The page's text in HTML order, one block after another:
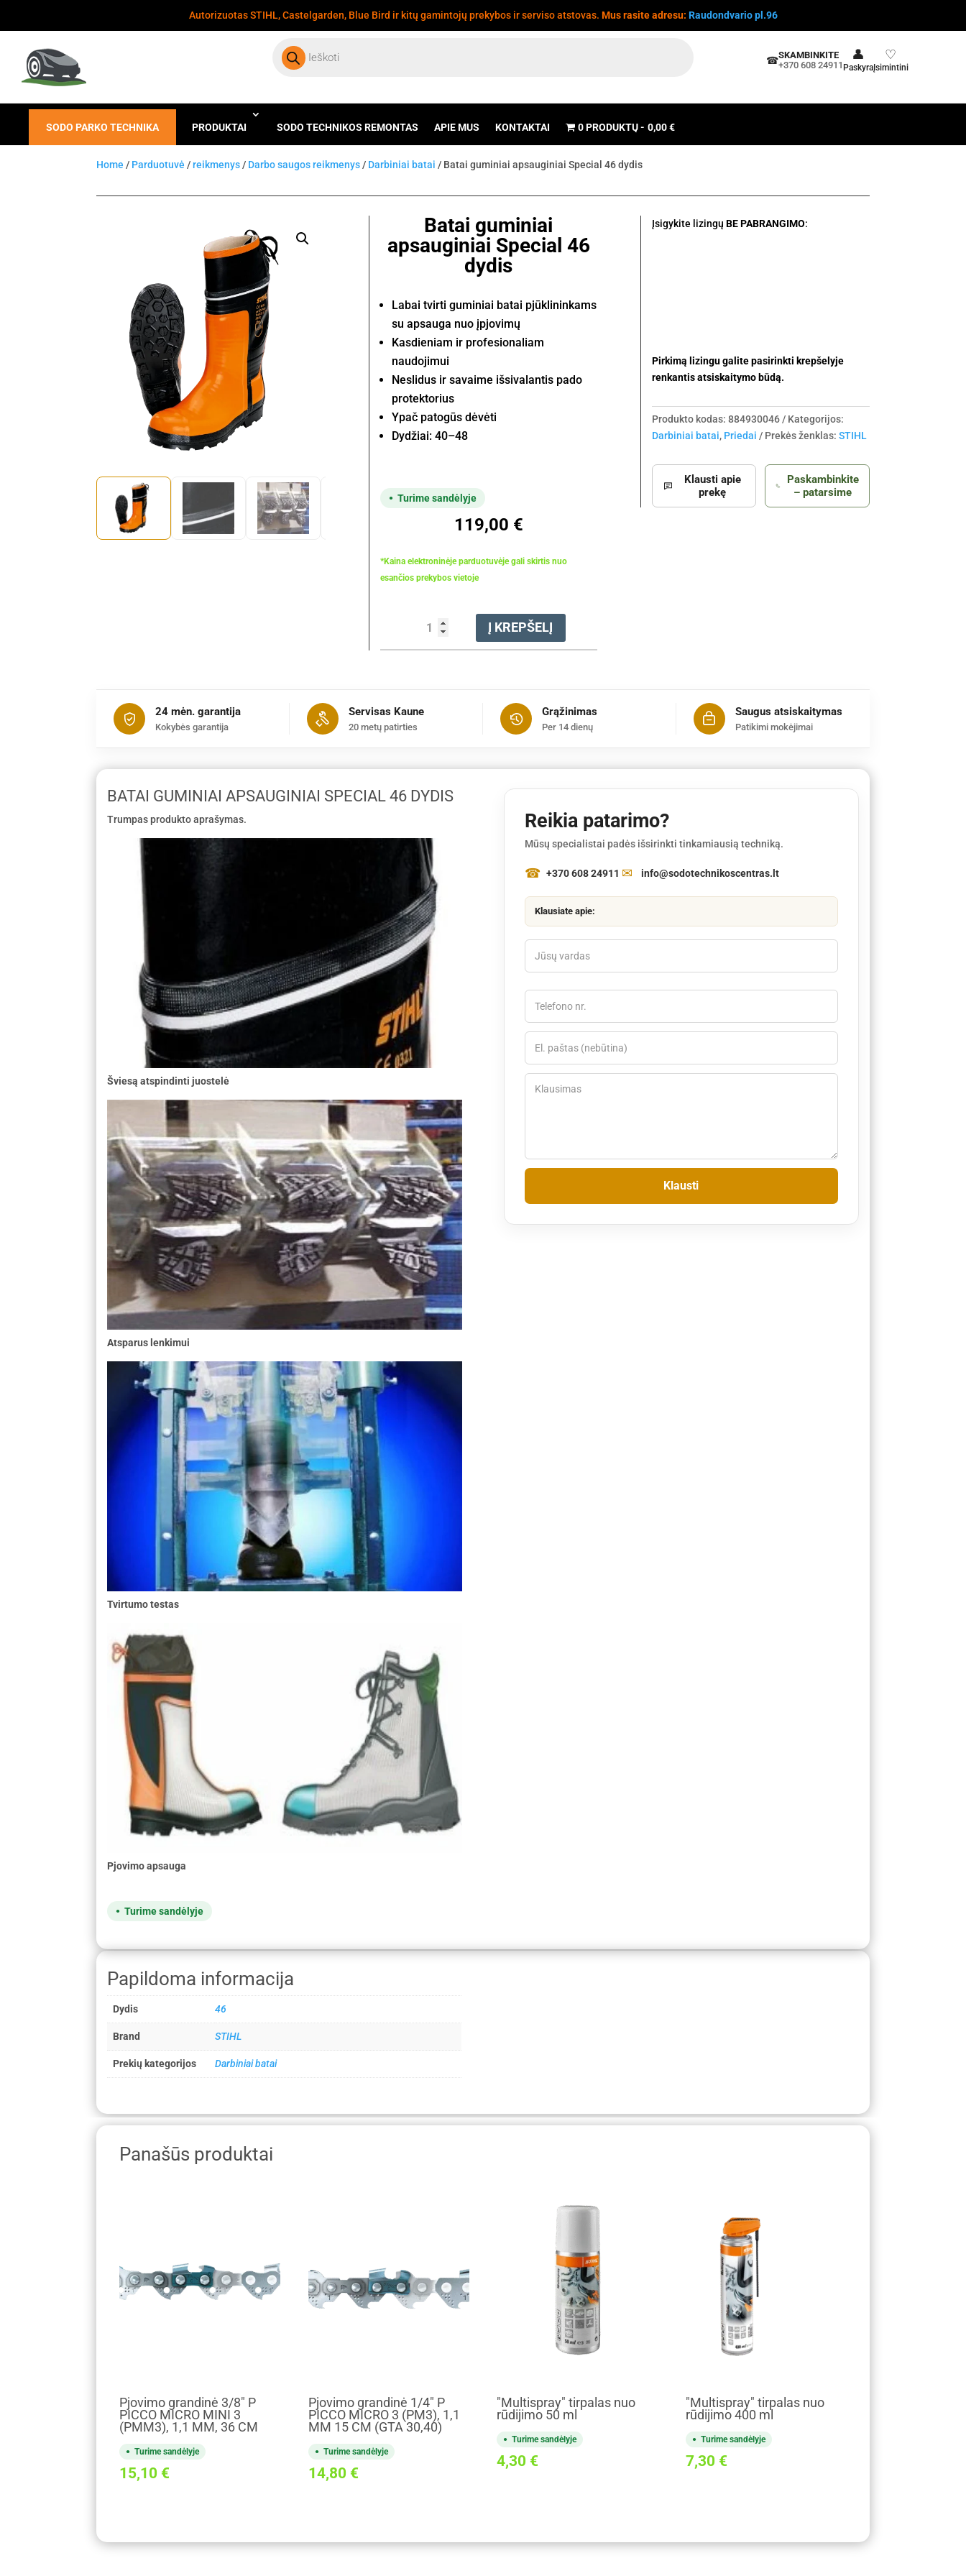
Autorizuotas STIHL, Castelgarden, Blue Bird ir kitų gamintojų prekybos ir serviso atstovas. Mus rasite adresu: Raudondvario pl.96
search
☎SKAMBINKITE
+370 608 24911
👤
Paskyra
♡
Įsimintini
SODO PARKO TECHNIKA PRODUKTAI SODO TECHNIKOS REMONTAS APIE MUS KONTAKTAI 0 PRODUKTŲ 0,00 €
Home / Parduotuvė /reikmenys / Darbo saugos reikmenys / Darbiniai batai / Batai guminiai apsauginiai Special 46 dydis
Batai guminiai
apsauginiai Special 46
dydis
Labai tvirti guminiai batai pjūklininkams
su apsauga nuo įpjovimų
Kasdieniam ir profesionaliam
naudojimui
Neslidus ir savaime išsivalantis pado
protektorius
Ypač patogūs dėvėti
Dydžiai: 40–48
Turime sandėlyje
119,00 €
*Kaina elektroninėje parduotuvėje gali skirtis nuo
esančios prekybos vietoje
kiekis:
Batai
46
dydis
Į KREPŠELĮ
Įsigykite lizingų BE PABRANGIMO:
Pirkimą lizingu galite pasirinkti krepšelyje
renkantis atsiskaitymo būdą.
Produkto kodas: 884930046
Kategorijos:
Darbiniai batai, Priedai Prekės ženklas: STIHL
Klausti apie
prekę
Paskambinkite
– patarsime
24 mėn. garantija
Kokybės garantija
Servisas Kaune
20 metų patirties
Grąžinimas
Per 14 dienų
Saugus atsiskaitymas
Patikimi mokėjimai
BATAI GUMINIAI APSAUGINIAI SPECIAL 46 DYDIS
Trumpas produkto aprašymas.
Šviesą atspindinti juostelė
Atsparus lenkimui
Tvirtumo testas
Pjovimo apsauga
Turime sandėlyje
Reikia patarimo?
Mūsų specialistai padės išsirinkti tinkamiausią techniką.
+370 608 24911 info@sodotechnikoscentras.lt
Klausiate apie:
Papildoma informacija
Dydis 46
Brand STIHL
Prekių kategorijos Darbiniai batai
Panašūs produktai
Pjovimo grandinė 3/8" P
PICCO MICRO MINI 3
(PMM3), 1,1 MM, 36 CM
Turime sandėlyje
15,10 €
Pjovimo grandinė 1/4" P
PICCO MICRO 3 (PM3), 1,1
MM 15 CM (GTA 30,40)
Turime sandėlyje
14,80 €
"Multispray" tirpalas nuo
rūdijimo 50 ml
Turime sandėlyje
4,30 €
"Multispray" tirpalas nuo
rūdijimo 400 ml
Turime sandėlyje
7,30 €